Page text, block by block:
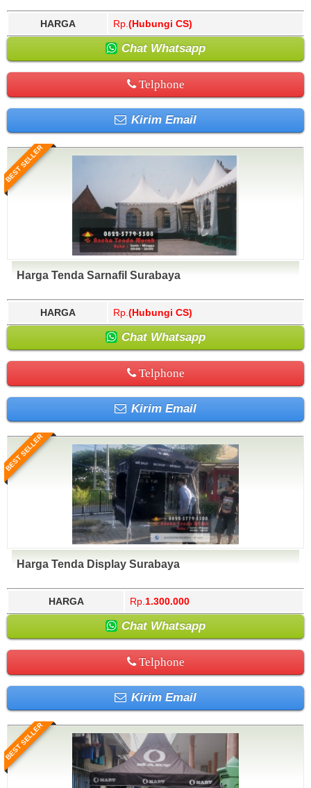
HARGA Rp. (Hubungi CS)
Chat Whatsapp
Telphone
Kirim Email
BEST SELLER
Harga Tenda Sarnafil Surabaya
HARGA Rp. (Hubungi CS)
Chat Whatsapp
Telphone
Kirim Email
BEST SELLER
Harga Tenda Display Surabaya
HARGA Rp. 1.300.000
Chat Whatsapp
Telphone
Kirim Email
BEST SELLER